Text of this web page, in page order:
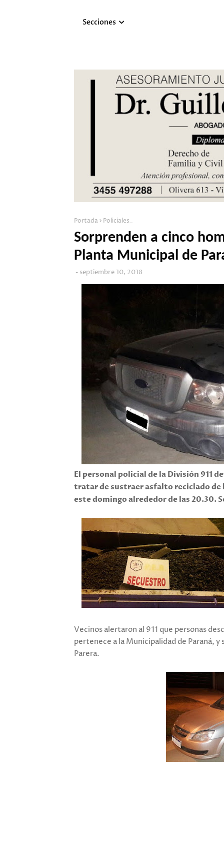
Secciones
Portada Policiales_
Sorprenden a cinco
Planta Municipal de
septiembre 10, 2018
El personal policial de la División 911
tratar de sustraer asfalto reciclado
este domingo alrededor de las 20.30.
Vecinos alertaron al 911 que personas
pertenece a la Municipalidad de Paraná,
Parera.